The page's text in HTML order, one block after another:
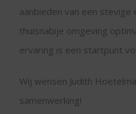
aanbieden van een stevige
thuisnabije omgeving
ervaring is een startpunt
Wij wensen Judith
samenwerking!